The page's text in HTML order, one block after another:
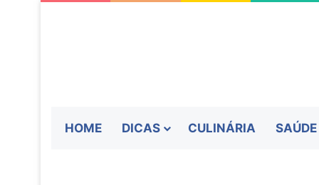
HOME DICAS CULINÁRIA SAÚDE